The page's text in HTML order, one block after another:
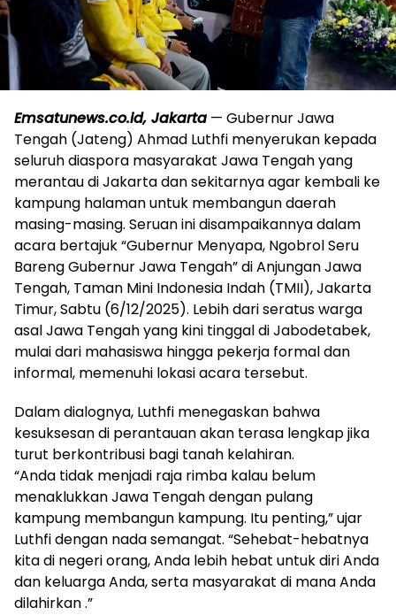
Emsatunews.co.id, Jakarta — Gubernur Jawa
Tengah (Jateng) Ahmad Luthfi menyerukan kepada
seluruh diaspora masyarakat Jawa Tengah yang
merantau di Jakarta dan sekitarnya agar kembali ke
kampung halaman untuk membangun daerah
masing-masing. Seruan ini disampaikannya dalam
acara bertajuk “Gubernur Menyapa, Ngobrol Seru
Bareng Gubernur Jawa Tengah” di Anjungan Jawa
Tengah, Taman Mini Indonesia Indah (TMII), Jakarta
Timur, Sabtu (6/12/2025). Lebih dari seratus warga
asal Jawa Tengah yang kini tinggal di Jabodetabek,
mulai dari mahasiswa hingga pekerja formal dan
informal, memenuhi lokasi acara tersebut.
Dalam dialognya, Luthfi menegaskan bahwa
kesuksesan di perantauan akan terasa lengkap jika
turut berkontribusi bagi tanah kelahiran.
“Anda tidak menjadi raja rimba kalau belum
menaklukkan Jawa Tengah dengan pulang
kampung membangun kampung. Itu penting,” ujar
Luthfi dengan nada semangat. “Sehebat-hebatnya
kita di negeri orang, Anda lebih hebat untuk diri Anda
dan keluarga Anda, serta masyarakat di mana Anda
dilahirkan .”